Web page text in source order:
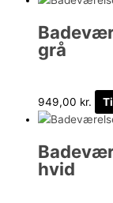
grå
949,00 kr.
hvid